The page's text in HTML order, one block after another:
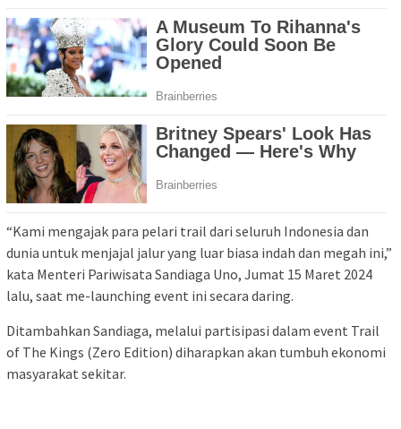
“Kami mengajak para pelari trail dari seluruh Indonesia dan
dunia untuk menjajal jalur yang luar biasa indah dan megah ini,”
kata Menteri Pariwisata Sandiaga Uno, Jumat 15 Maret 2024
lalu, saat me-launching event ini secara daring.
Ditambahkan Sandiaga, melalui partisipasi dalam event Trail
of The Kings (Zero Edition) diharapkan akan tumbuh ekonomi
masyarakat sekitar.